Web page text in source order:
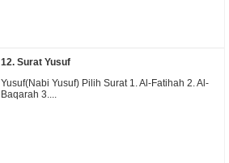
12. Surat Yusuf
Yusuf(Nabi Yusuf) Pilih Surat 1. Al-Fatihah 2. Al-
Baqarah 3....